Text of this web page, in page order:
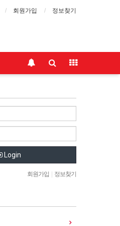
회원가입 정보찾기
Login
회원가입 정보찾기